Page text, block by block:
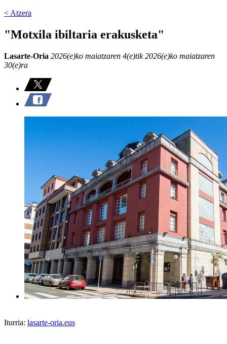
< Atzera
"Motxila ibiltaria erakusketa"
Lasarte-Oria 2026(e)ko maiatzaren 4(e)tik 2026(e)ko maiatzaren
30(e)ra
Iturria: lasarte-oria.eus